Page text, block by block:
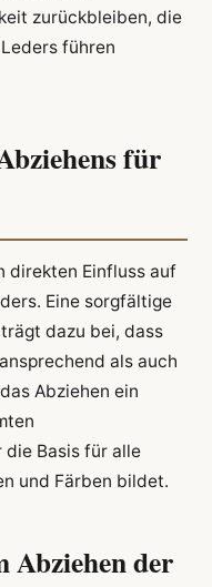
zurückbleiben, die
führen
für
direkten Einfluss auf
Eine sorgfältige
dazu bei, dass
als auch
Abziehen ein
die Basis für alle
und Färben bildet.
Abziehen der